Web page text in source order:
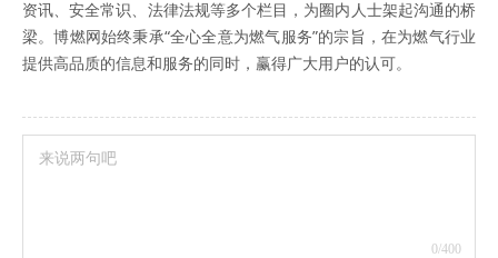
0/400
资讯、安全常识、法律法规等多个栏目，为圈内人士架起沟通的桥
梁。博燃网始终秉承“全心全意为燃气服务”的宗旨，在为燃气行业
提供高品质的信息和服务的同时，赢得广大用户的认可。